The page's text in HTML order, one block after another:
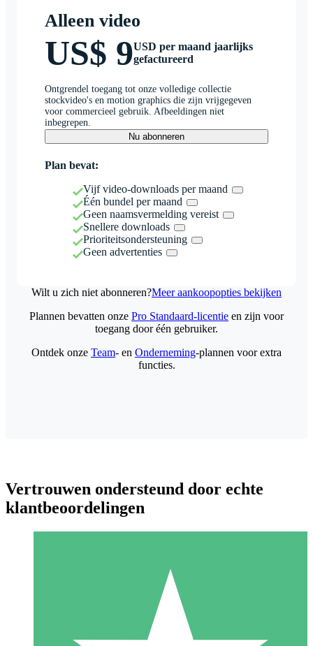
Alleen video
US$ 9USD per maand jaarlijks
gefactureerd
Ontgrendel toegang tot onze volledige collectie
stockvideo's en motion graphics die zijn vrijgegeven
voor commercieel gebruik. Afbeeldingen niet
inbegrepen.
Nu abonneren
Plan bevat:
Vijf video-downloads per maand
Één bundel per maand
Geen naamsvermelding vereist
Snellere downloads
Prioriteitsondersteuning
Geen advertenties
Wilt u zich niet abonneren?Meer aankoopopties bekijken
Individuele Creditpakketten
Betaal per gebruik met downloadtegoeden. Geen maandelijkse
Plannen bevatten onze Pro Standaard-licentie en zijn voor
toegang door één gebruiker.
Ontdek onze Team- en Onderneming-plannen voor extra
functies.
Vertrouwen ondersteund door echte
klantbeoordelingen